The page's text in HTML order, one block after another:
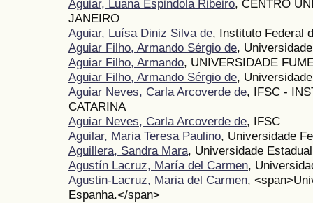
Aguiar, Luana Espindola Ribeiro, CENTRO
JANEIRO
Aguiar, Luísa Diniz Silva de, Instituto Federal
Aguiar Filho, Armando Sérgio de,
Aguiar Filho, Armando, UNIVERSIDADE
Aguiar Filho, Armando Sérgio de,
Aguiar Neves, Carla Arcoverde de, IFSC -
CATARINA
Aguiar Neves, Carla Arcoverde de, IFSC
Aguilar, Maria Teresa Paulino, Universidade
Aguillera, Sandra Mara, Universidade
Agustín Lacruz, María del Carmen,
Agustin-Lacruz, Maria del Carmen,
Espanha.</span>